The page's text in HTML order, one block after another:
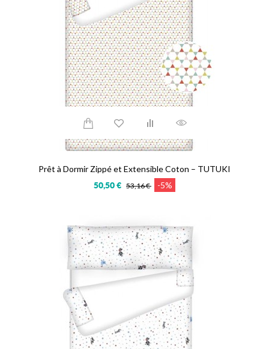
Prêt à Dormir Zippé et Extensible Coton – TUTUKI
50,50 € 53,16 € -5%